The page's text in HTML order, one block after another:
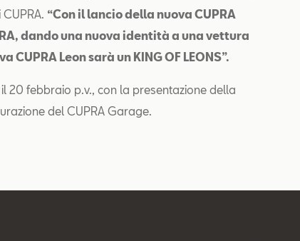
“Con il lancio della nuova CUPRA
dando una nuova identità a una vettura
Leon sarà un KING OF LEONS”.
20 febbraio p.v., con la presentazione della
del CUPRA Garage.